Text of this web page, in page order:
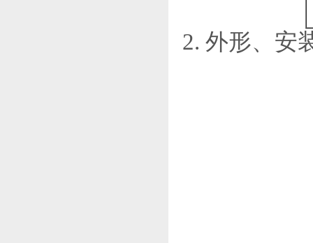
2. 外形、安